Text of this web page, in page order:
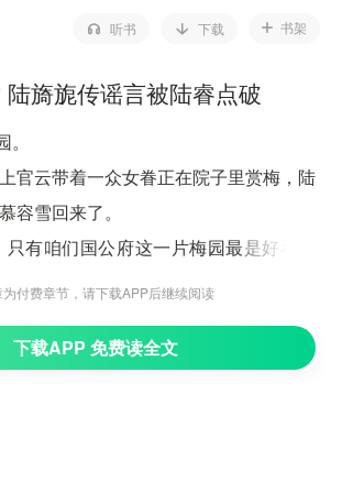
听书 下载 书架
旖旎传谣言被陆睿点破
官云带着一众女眷正在院子里赏梅，陆
容雪回来了。
只有咱们国公府这一片梅园最是好看，
，开得多好。”
欢来梅园。
付费章节，请下载APP后继续阅读
下载APP 免费读全文